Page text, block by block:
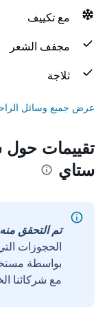
مع تكييف
مجفف الشعر
ثلاجة
عرض جميع وسائل
تقييمات
ستاي
تم التحقق منه
الحجوزات
مع شركائنا